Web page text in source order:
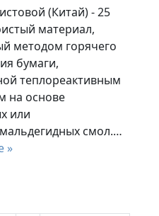
(Китай) - 25
материал,
методом горячего
бумаги,
теплореактивным
на основе
или
смол.…
»